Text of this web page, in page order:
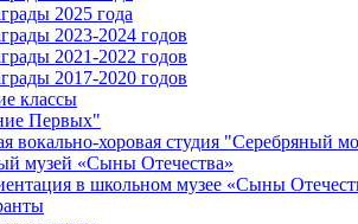
2025 года
2023-2024 годов
2021-2022 годов
2017-2020 годов
классы
Первых"
вокально-хоровая студия "Серебряный
музей «Сыны Отечества»
в школьном музее «Сыны